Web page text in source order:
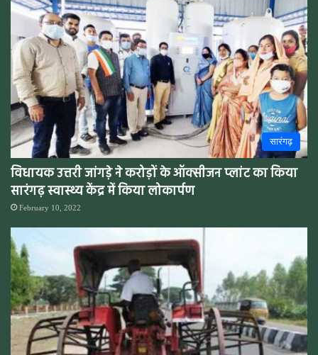
सारंगढ़
विधायक उत्तरी जांगड़े ने करोड़ों के ऑक्सीजन प्लांट का किया
सारंगढ़ स्वास्थ्य केंद्र में किया लोकार्पण
February 10, 2022